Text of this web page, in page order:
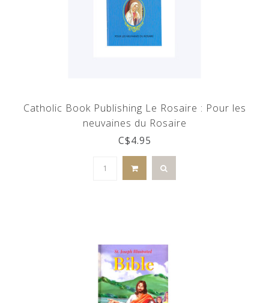
Catholic Book Publishing Le Rosaire : Pour les
neuvaines du Rosaire
C$4.95